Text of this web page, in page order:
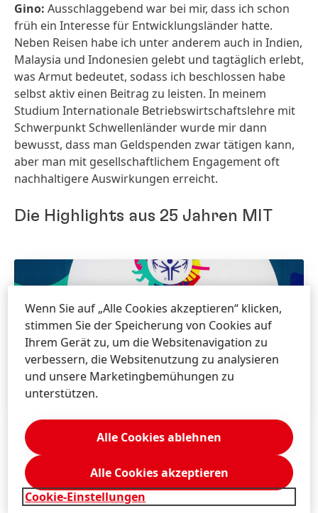
Gino: Ausschlaggebend war bei mir, dass ich schon
früh ein Interesse für Entwicklungsländer hatte.
Neben Reisen habe ich unter anderem auch in Indien,
Malaysia und Indonesien gelebt und tagtäglich erlebt,
was Armut bedeutet, sodass ich beschlossen habe
selbst aktiv einen Beitrag zu leisten. In meinem
Studium Internationale Betriebswirtschaftslehre mit
Schwerpunkt Schwellenländer wurde mir dann
bewusst, dass man Geldspenden zwar tätigen kann,
aber man mit gesellschaftlichem Engagement oft
nachhaltigere Auswirkungen erreicht.
Die Highlights aus 25 Jahren MIT
Welche Fähigkeiten nimmt man
Wenn Sie auf „Alle Cookies akzeptieren“ klicken,
stimmen Sie der Speicherung von Cookies auf
Ihrem Gerät zu, um die Websitenavigation zu
verbessern, die Websitenutzung zu analysieren
und unsere Marketingbemühungen zu
unterstützen.
Cookie-Einstellungen
Alle Cookies ablehnen
Alle Cookies akzeptieren